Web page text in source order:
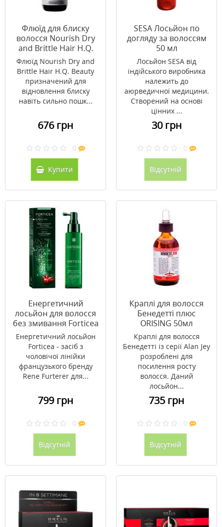
Флюїд для блиску
волосся Nourish Dry
and Brittle Hair H.Q.
Beauty 100 мл
Флюїд Nourish Dry and
Brittle Hair H.Q. Beauty
призначений для
відновлення блиску
навіть сильно пошк...
676 грн
0
Купити
SESA Лосьйон по
догляду за волоссям
50 мл
Лосьйон SESA від
індійського виробника
належить до
аюрведичної медицини.
Створений на основі
цінних ...
30 грн
0
Відсутній
Енергетичний
лосьйон для волосся
без змивання Forticea
100 мл
Енергетичний лосьйон
Forticea - засіб з
чоловічої лінійки
французького бренду
Rene Furterer для...
799 грн
0
Відсутній
Краплі для волосся
Бенедетті плюс
ORISING 50мл
Краплі для волосся
Бенедетті із серії Alan Jey
розроблені для
посилення росту
волосся. Даний
лосьйон...
735 грн
0
Відсутній